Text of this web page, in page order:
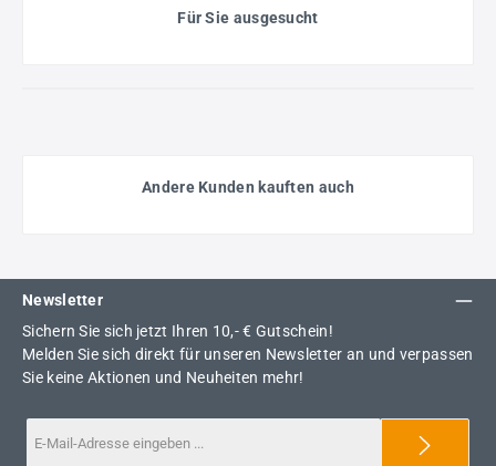
Für Sie ausgesucht
Andere Kunden kauften auch
Newsletter
Sichern Sie sich jetzt Ihren 10,- € Gutschein!
Melden Sie sich direkt für unseren Newsletter an und verpassen
Sie keine Aktionen und Neuheiten mehr!